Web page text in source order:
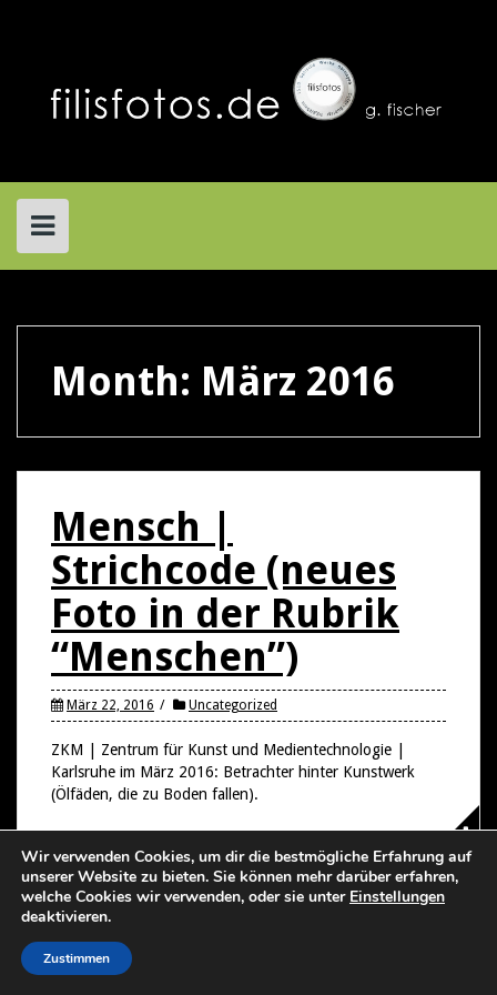
Month: März 2016
Mensch |
Strichcode (neues
Foto in der Rubrik
“Menschen”)
März 22, 2016 Uncategorized
ZKM | Zentrum für Kunst und Medientechnologie |
Karlsruhe im März 2016: Betrachter hinter Kunstwerk
(Ölfäden, die zu Boden fallen).
Proudly powered by WordPress |Theme: Solon by aThemes
Wir verwenden Cookies, um dir die bestmögliche Erfahrung auf
unserer Website zu bieten. Sie können mehr darüber erfahren,
welche Cookies wir verwenden, oder sie unter Einstellungen
deaktivieren.
Zustimmen